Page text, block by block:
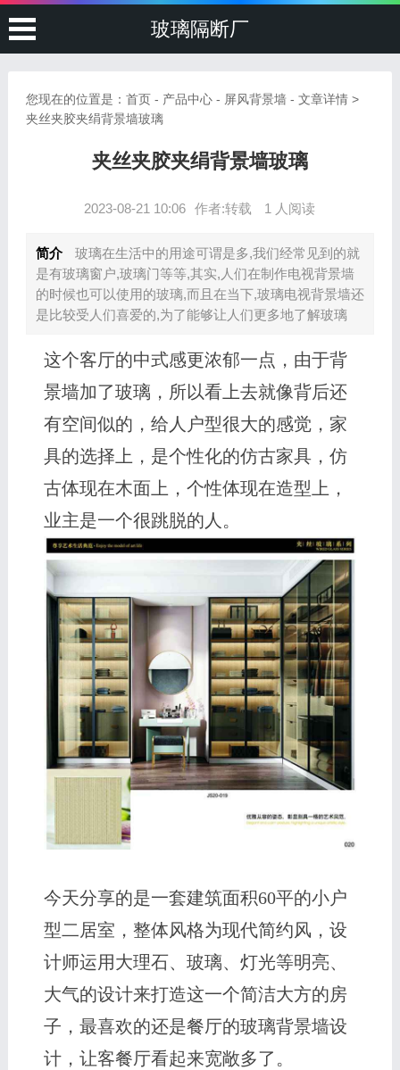
玻璃隔断厂
您现在的位置是： 首页- 产品中心- 屏风背景墙- 文章详情 >
夹丝夹胶夹绢背景墙玻璃
夹丝夹胶夹绢背景墙玻璃
2023-08-21 10:06 作者:转载 1 人阅读
简介
玻璃在生活中的用途可谓是多,我们经常见到的就
是有玻璃窗户,玻璃门等等,其实,人们在制作电视背景墙
的时候也可以使用的玻璃,而且在当下,玻璃电视背景墙还
是比较受人们喜爱的,为了能够让人们更多地了解玻璃
这个客厅的中式感更浓郁一点，由于背
景墙加了玻璃，所以看上去就像背后还
有空间似的，给人户型很大的感觉，家
具的选择上，是个性化的仿古家具，仿
古体现在木面上，个性体现在造型上，
业主是一个很跳脱的人。
今天分享的是一套建筑面积60平的小户
型二居室，整体风格为现代简约风，设
计师运用大理石、玻璃、灯光等明亮、
大气的设计来打造这一个简洁大方的房
子，最喜欢的还是餐厅的玻璃背景墙设
计，让客餐厅看起来宽敞多了。